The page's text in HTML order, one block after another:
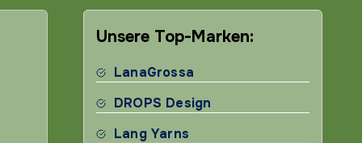
Unsere Top-Marken:
LanaGrossa
DROPS Design
Lang Yarns